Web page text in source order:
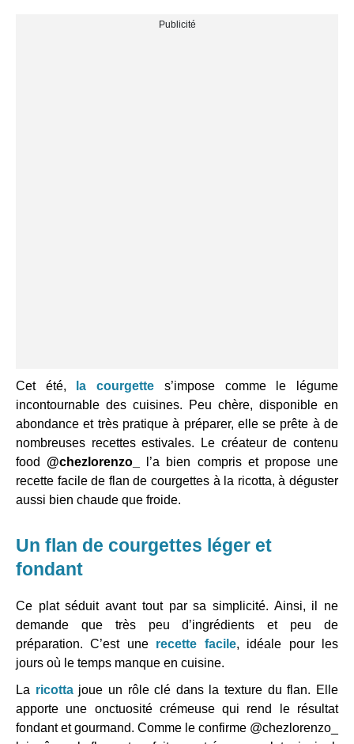
Cet été, la courgette s’impose comme le légume
incontournable des cuisines. Peu chère, disponible en
abondance et très pratique à préparer, elle se prête à de
nombreuses recettes estivales. Le créateur de contenu
food @chezlorenzo_
l’a bien compris et propose une
recette facile de flan de courgettes à la ricotta, à déguster
aussi bien chaude que froide.
Un flan de courgettes léger et
fondant
Ce plat séduit avant tout par sa simplicité. Ainsi, il ne
demande que très peu d’ingrédients et peu de
préparation. C’est une recette facile, idéale pour les
jours où le temps manque en cuisine.
La ricottajoue un rôle clé dans la texture du flan. Elle
apporte une onctuosité crémeuse qui rend le résultat
fondant et gourmand. Comme le confirme @chezlorenzo_